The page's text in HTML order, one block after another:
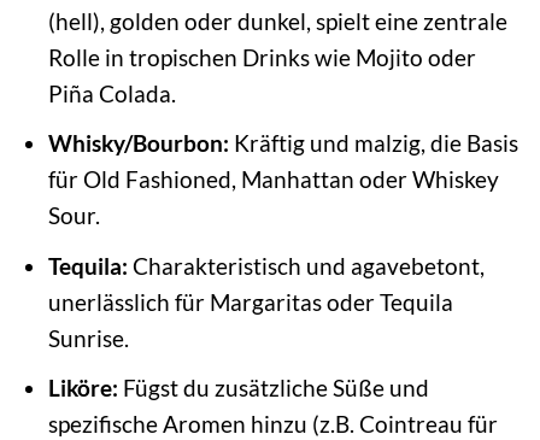
(hell), golden oder dunkel, spielt eine zentrale
Rolle in tropischen Drinks wie Mojito oder
Piña Colada.
Whisky/Bourbon: Kräftig und malzig, die Basis
für Old Fashioned, Manhattan oder Whiskey
Sour.
Tequila: Charakteristisch und agavebetont,
unerlässlich für Margaritas oder Tequila
Sunrise.
Liköre: Fügst du zusätzliche Süße und
spezifische Aromen hinzu (z.B. Cointreau für